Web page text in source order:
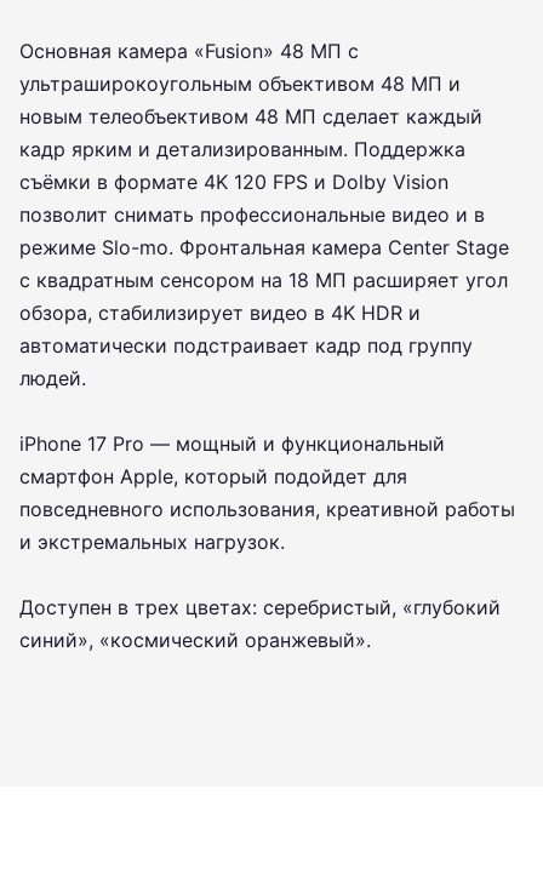
Основная камера «Fusion» 48 МП с
ультраширокоугольным объективом 48 МП и
новым телеобъективом 48 МП сделает каждый
кадр ярким и детализированным. Поддержка
съёмки в формате 4K 120 FPS и Dolby Vision
позволит снимать профессиональные видео и в
режиме Slo-mo. Фронтальная камера Center Stage
с квадратным сенсором на 18 МП расширяет угол
обзора, стабилизирует видео в 4K HDR и
автоматически подстраивает кадр под группу
людей.
iPhone 17 Pro — мощный и функциональный
смартфон Apple, который подойдет для
повседневного использования, креативной работы
и экстремальных нагрузок.
Доступен в трех цветах: серебристый, «глубокий
синий», «космический оранжевый».